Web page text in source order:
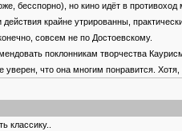
бесспорно), но кино идёт в противоход
крайне утрированны,
совсем не по Достоевскому.
поклонникам творчества
уверен, что она многим понравится. Хотя,
классику..